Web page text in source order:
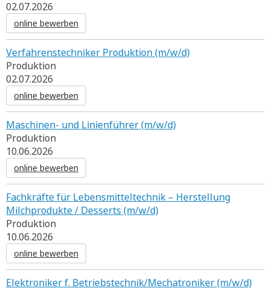
02.07.2026
online bewerben
Verfahrenstechniker Produktion (m/w/d)
Produktion
02.07.2026
online bewerben
Maschinen- und Linienführer (m/w/d)
Produktion
10.06.2026
online bewerben
Fachkräfte für Lebensmitteltechnik – Herstellung
Milchprodukte / Desserts (m/w/d)
Produktion
10.06.2026
online bewerben
Elektroniker f. Betriebstechnik/Mechatroniker (m/w/d)